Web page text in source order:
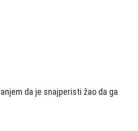
da je snajperisti žao da ga